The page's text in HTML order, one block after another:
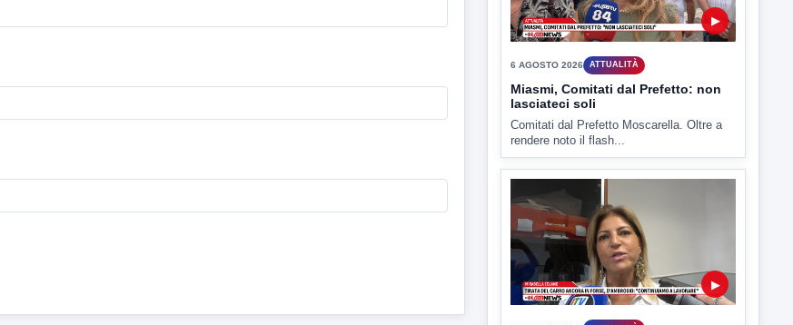
▶
Miasmi, Comitati dal Prefetto: non
lasciateci soli
rendere noto il flash...